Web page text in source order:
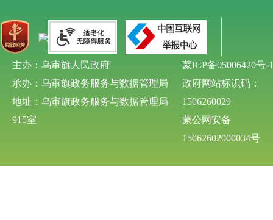
主办：乌审旗人民政府
承办：乌审旗政务服务与数据管理局
地址：乌审旗政务服务与数据管理局
915室
蒙ICP备05006420号-1
政府网站标识码：
1506260029
蒙公网安备
15062602000034号